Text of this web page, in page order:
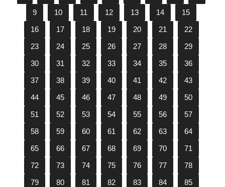
9
10 11 12 13 14
15
16
17 18 19 20 21
22
23
24 25 26 27 28
29
30
31 32 33 34 35
36
37
38 39 40 41 42
43
44
45 46 47 48 49
50
51
52 53 54 55 56
57
58
59 60 61 62 63
64
65
66 67 68 69 70
71
72
73 74 75 76 77
78
79
80 81 82 83 84
85